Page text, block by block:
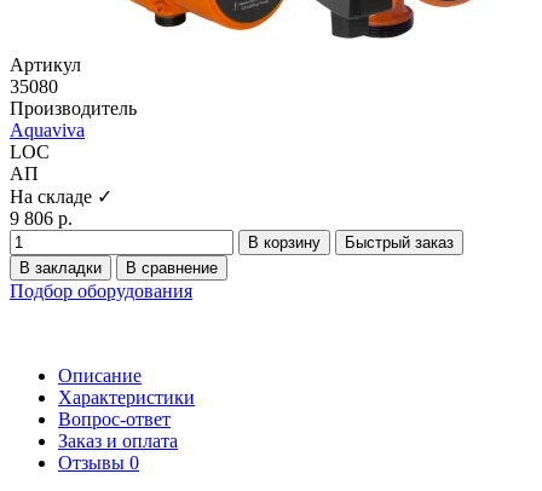
Артикул
35080
Производитель
Aquaviva
LOC
АП
На складе ✓
9 806 р.
В корзину
Быстрый заказ
В закладки
В сравнение
Подбор оборудования
Описание
Характеристики
Вопрос-ответ
Заказ и оплата
Отзывы 0